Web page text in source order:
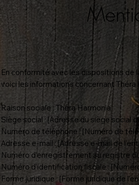
En conformité avec les dispositions de
voici les informations concernant Théra
Raison sociale : Théra Harmonia
Siège social : [Adresse du siège social
Numéro de téléphone : [Numéro de
Adresse e-mail : [Adresse e-mail de
Numéro d’enregistrement au registre
Numéro d’identification fiscale :
Forme juridique : [Forme juridique de